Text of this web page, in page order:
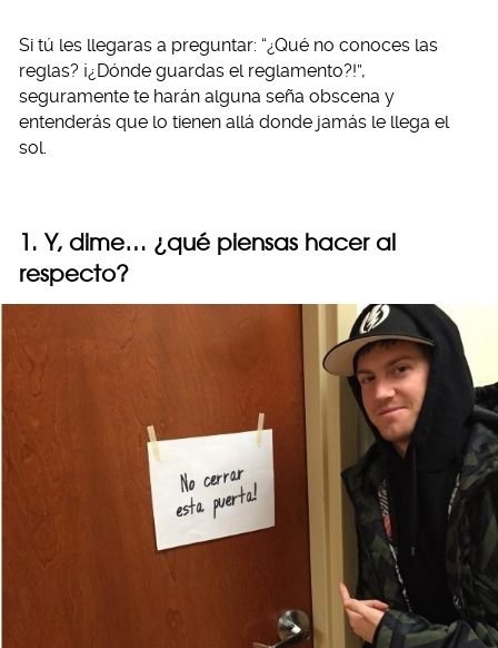
Si tú les llegaras a preguntar: “¿Qué no conoces las
reglas? ¡¿Dónde guardas el reglamento?!”,
seguramente te harán alguna seña obscena y
entenderás que lo tienen allá donde jamás le llega el
sol.
1. Y, dime… ¿qué piensas hacer al
respecto?